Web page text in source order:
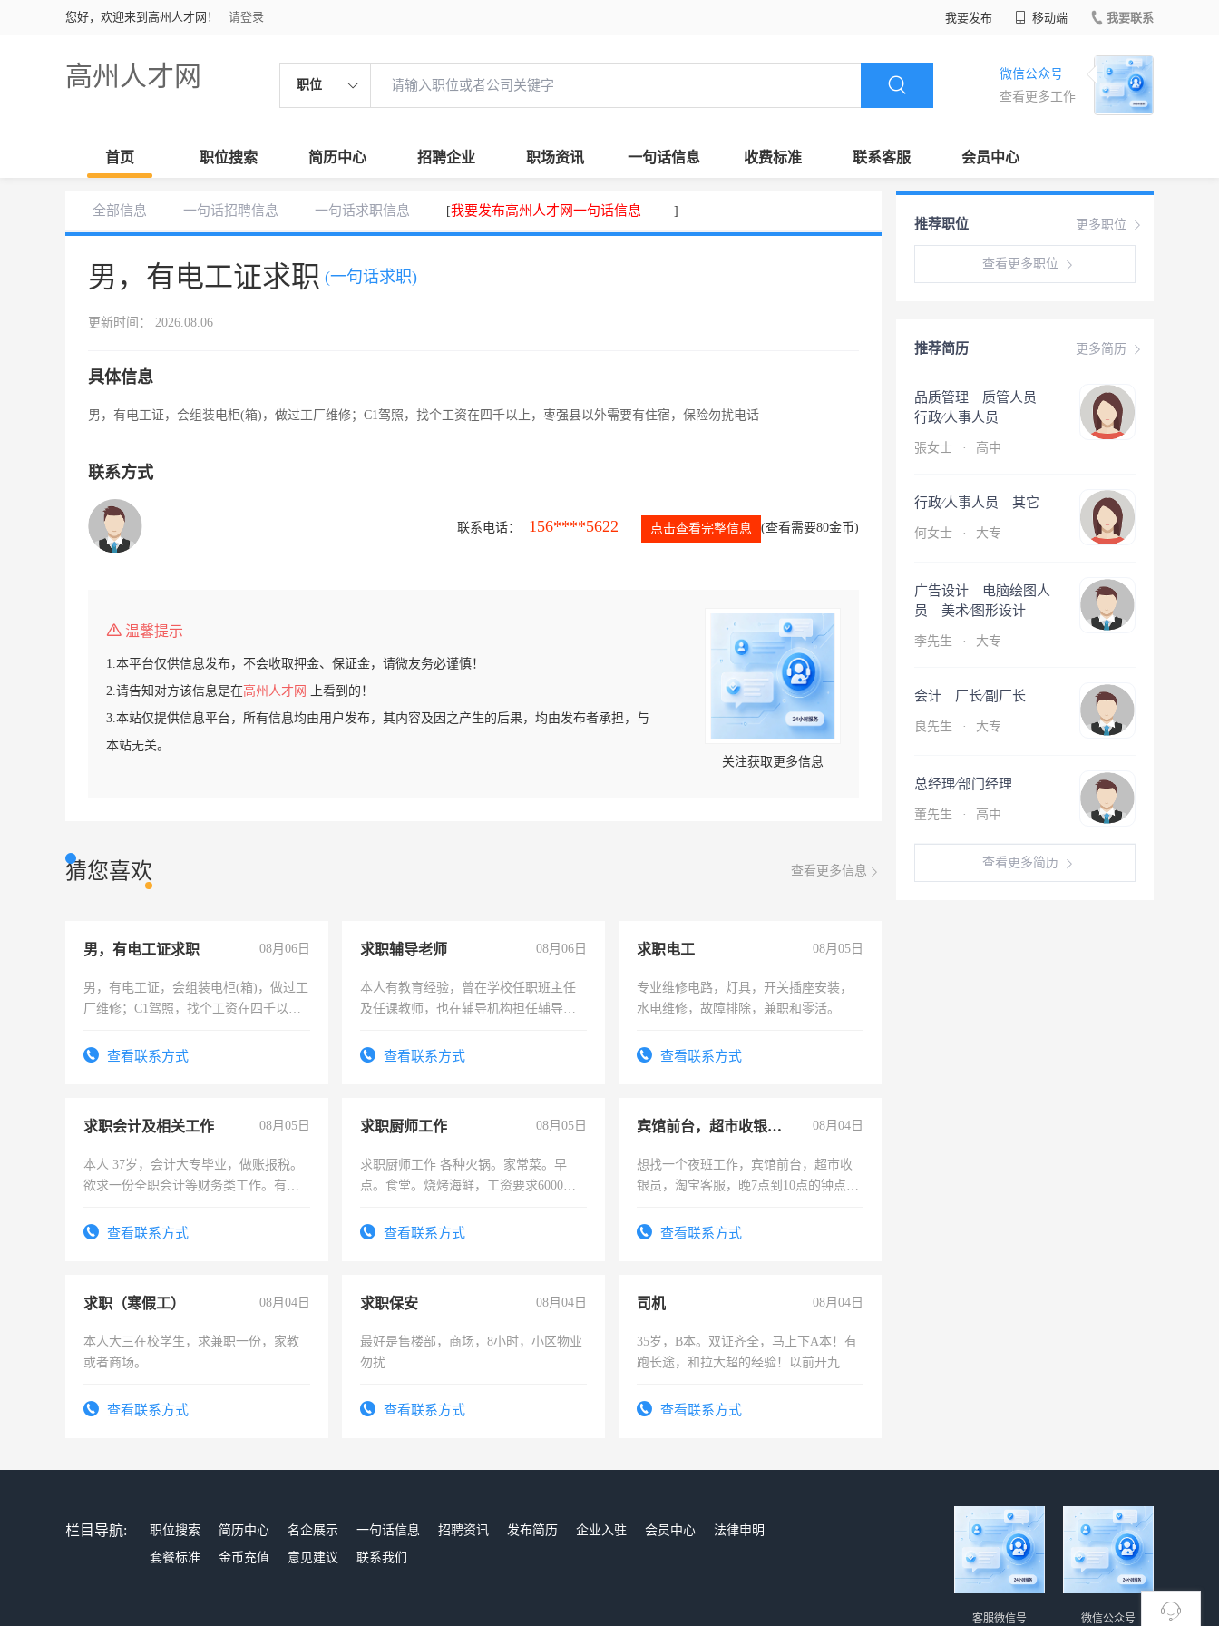
您好，欢迎来到高州人才网！ 请登录 我要发布 移动端 我要联系
高州人才网 职位
微信公众号
查看更多工作
首页 职位搜索 简历中心 招聘企业 职场资讯 一句话信息 收费标准 联系客服 会员中心
全部信息 一句话招聘信息 一句话求职信息 [我要发布高州人才网一句话信息 ]
男，有电工证求职 (一句话求职)
更新时间： 2026.08.06
具体信息
男，有电工证，会组装电柜(箱)，做过工厂维修；C1驾照，找个工资在四千以上，枣强县以外需要有住宿，保险勿扰电话
联系方式
联系电话： 156****5622 点击查看完整信息 (查看需要80金币)
温馨提示
1.本平台仅供信息发布，不会收取押金、保证金，请微友务必谨慎！
2.请告知对方该信息是在高州人才网
上看到的！
3.本站仅提供信息平台，所有信息均由用户发布，其内容及因之产生的后果，均由发布者承担，与
本站无关。
关注获取更多信息
猜您喜欢 查看更多信息
男，有电工证求职 08月06日
男，有电工证，会组装电柜(箱)，做过工
厂维修；C1驾照，找个工资在四千以
电话查看联系方式
求职辅导老师 08月06日
本人有教育经验，曾在学校任职班主任
及任课教师，也在辅导机构担任辅导教
查看联系方式
求职电工 08月05日
专业维修电路，灯具，开关插座安装，
水电维修，故障排除，兼职和零活。
查看联系方式
求职会计及相关工作 08月05日
本人 37岁，会计大专毕业，做账报税。
欲求一份全职会计等财务类工作。有会
查看联系方式
求职厨师工作 08月05日
求职厨师工作 各种火锅。家常菜。早
点。食堂。烧烤海鲜，工资要求6000以
查看联系方式
宾馆前台，超市收银员，淘宝客服 08月04日
想找一个夜班工作，宾馆前台，超市收
银员，淘宝客服，晚7点到10点的钟点
号同微信查看联系方式
求职（寒假工） 08月04日
本人大三在校学生，求兼职一份，家教
或者商场。
查看联系方式
求职保安 08月04日
最好是售楼部，商场，8小时，小区物业
勿扰
查看联系方式
司机 08月04日
35岁，B本。双证齐全，马上下A本！有
跑长途，和拉大超的经验！以前开九米
查看联系方式
更多职位
推荐职位
查看更多职位
更多简历
推荐简历
品质管理 质管人员
行政∕人事人员
張女士 · 高中
行政∕人事人员 其它
何女士 · 大专
广告设计 电脑绘图人
员 美术∕图形设计
李先生 · 大专
会计 厂长∕副厂长
良先生 · 大专
总经理∕部门经理
董先生 · 高中
查看更多简历
栏目导航: 职位搜索 简历中心 名企展示 一句话信息 招聘资讯 发布简历 企业入驻 会员中心
法律申明
套餐标准
金币充值 意见建议 联系我们
微信公众号
客服微信号